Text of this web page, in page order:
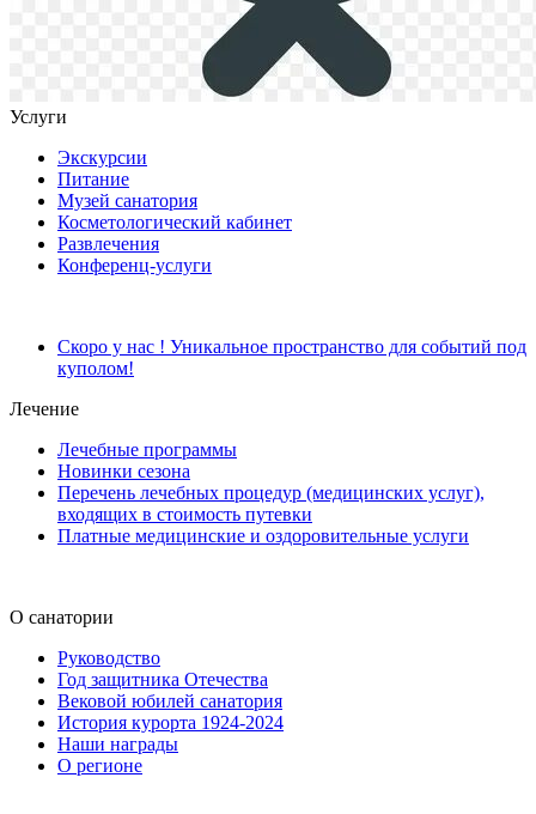
Услуги
Экскурсии
Питание
Музей санатория
Косметологический кабинет
Развлечения
Конференц-услуги
Скоро у нас ! Уникальное пространство для событий под
куполом!
Лечение
Лечебные программы
Новинки сезона
Перечень лечебных процедур (медицинских услуг),
входящих в стоимость путевки
Платные медицинские и оздоровительные услуги
О санатории
Руководство
Год защитника Отечества
Вековой юбилей санатория
История курорта 1924-2024
Наши награды
О регионе